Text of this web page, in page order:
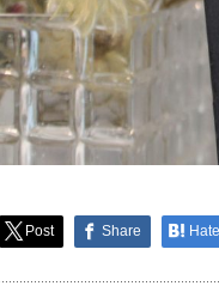
Post Share